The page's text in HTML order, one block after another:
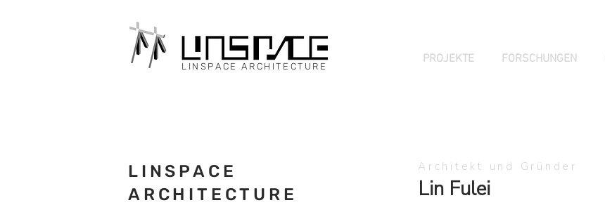
LINSPACE ARCHITECTURE
PROJEKTE FORSCHUNGEN
LINSPACE
ARCHITECTURE
Architekt und Gründer
Lin Fulei